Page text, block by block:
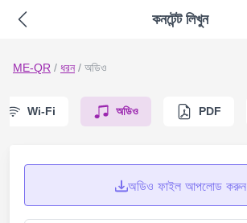
কনটেন্ট লিখুন
ME-QR / ধরন / অডিও
Wi-Fi অডিও PDF
অডিও ফাইল আপলোড করুন